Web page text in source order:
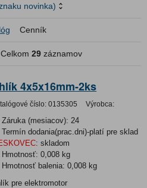
novinka)
Cenník
29 záznamov
4x5x16mm-2ks
číslo: 0135305 Výrobca:
Záruka (mesiacov): 24
Termín dodania(prac.dni)-platí pre sklad
: skladom
Hmotnosť:0,008 kg
Hmotnosť balenia:0,008 kg
pre elektromotor